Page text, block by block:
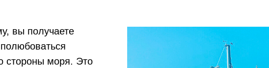
вы получаете
стороны моря. Это